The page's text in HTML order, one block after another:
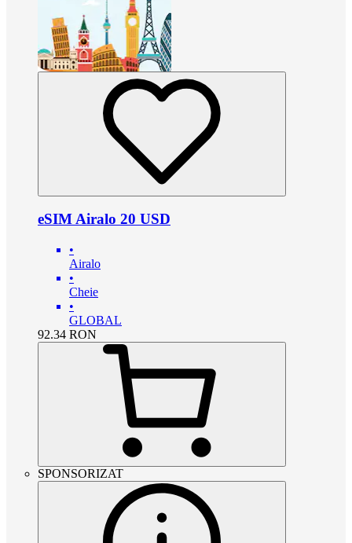
eSIM Airalo 20 USD
•
Airalo
•
Cheie
•
GLOBAL
92.34 RON
SPONSORIZAT